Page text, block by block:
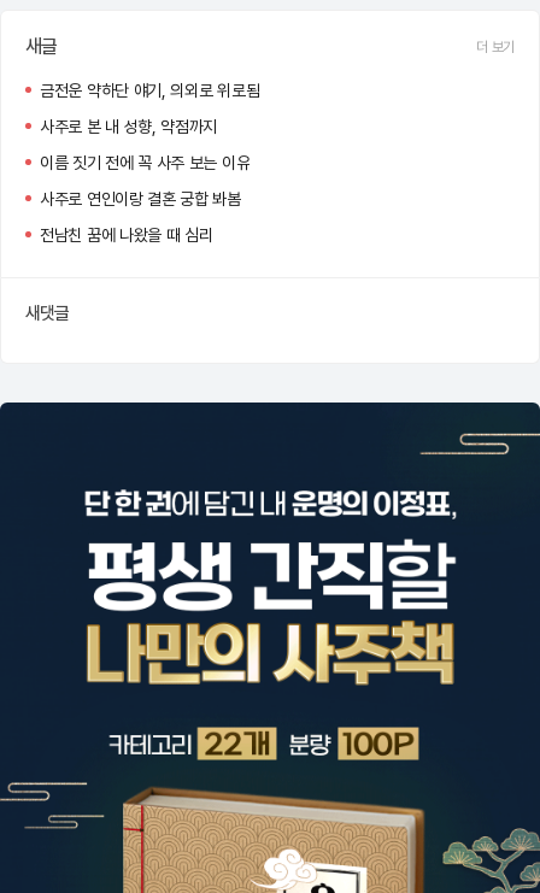
새글 더 보기
금전운 약하단 얘기, 의외로 위로됨
사주로 본 내 성향, 약점까지
이름 짓기 전에 꼭 사주 보는 이유
사주로 연인이랑 결혼 궁합 봐봄
전남친 꿈에 나왔을 때 심리
새댓글